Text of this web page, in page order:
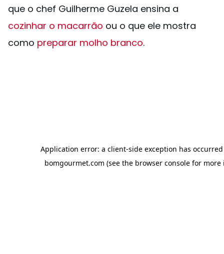
que o chef Guilherme Guzela ensina a
cozinhar o macarrão ou o que ele mostra
como preparar molho branco.